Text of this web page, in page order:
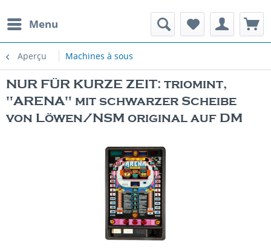
Menu
Aperçu Machines à sous
NUR FÜR KURZE ZEIT: triomint,
"ARENA" mit schwarzer Scheibe
von Löwen/NSM original auf DM